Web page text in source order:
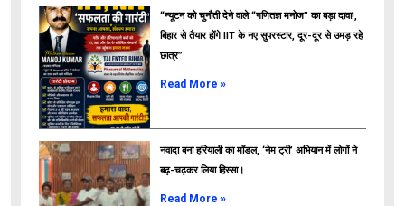
ads
“न्यूटन को चुनौती देने वाले “गणितज्ञ मनोज” का बड़ा दावा!,
बिहार से तैयार होंगे IIT के नए सुपरस्टार, दूर-दूर से उमड़ रहे
छात्र”
Read More »
नवादा बना हरियाली का मॉडल, ‘नेम ट्री’ अभियान में लोगों ने
बढ़-चढ़कर लिया हिस्सा।
Read More »